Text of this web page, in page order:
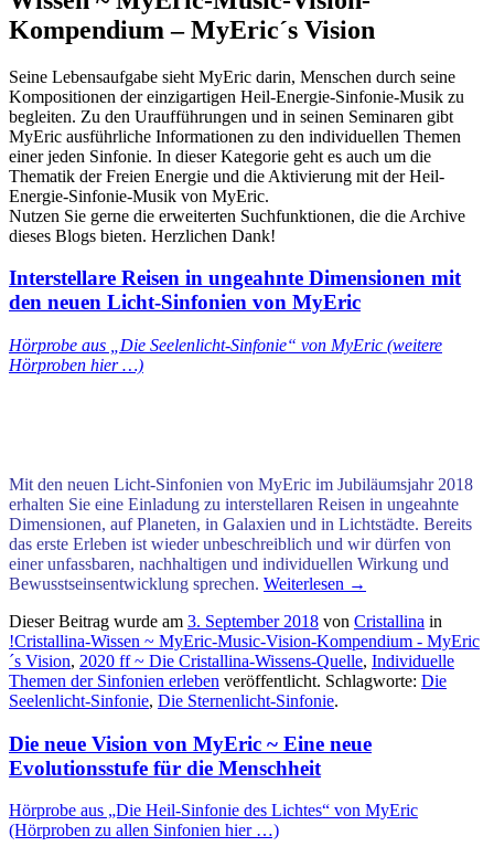
Kompendium – MyEric´s Vision
Seine Lebensaufgabe sieht MyEric darin, Menschen durch seine
Kompositionen der einzigartigen Heil-Energie-Sinfonie-Musik zu
begleiten. Zu den Uraufführungen und in seinen Seminaren gibt
MyEric ausführliche Informationen zu den individuellen Themen
einer jeden Sinfonie. In dieser Kategorie geht es auch um die
Thematik der Freien Energie und die Aktivierung mit der Heil-
Energie-Sinfonie-Musik von MyEric.
Nutzen Sie gerne die erweiterten Suchfunktionen, die die Archive
dieses Blogs bieten. Herzlichen Dank!
Interstellare Reisen in ungeahnte Dimensionen mit
den neuen Licht-Sinfonien von MyEric
Hörprobe aus „Die Seelenlicht-Sinfonie“ von MyEric (weitere
Hörproben hier …)
Mit den neuen Licht-Sinfonien von MyEric im Jubiläumsjahr 2018
erhalten Sie eine Einladung zu interstellaren Reisen in ungeahnte
Dimensionen, auf Planeten, in Galaxien und in Lichtstädte. Bereits
das erste Erleben ist wieder unbeschreiblich und wir dürfen von
einer unfassbaren, nachhaltigen und individuellen Wirkung und
Bewusstseinsentwicklung sprechen. Weiterlesen →
Dieser Beitrag wurde am 3. September 2018 von Cristallina in
!Cristallina-Wissen ~ MyEric-Music-Vision-Kompendium - MyEric
´s Vision, 2020 ff ~ Die Cristallina-Wissens-Quelle, Individuelle
Themen der Sinfonien erleben veröffentlicht. Schlagworte: Die
Seelenlicht-Sinfonie, Die Sternenlicht-Sinfonie.
Die neue Vision von MyEric ~ Eine neue
Evolutionsstufe für die Menschheit
Hörprobe aus „Die Heil-Sinfonie des Lichtes“ von MyEric
(Hörproben zu allen Sinfonien hier …)